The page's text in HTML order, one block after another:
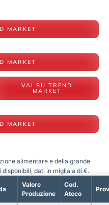
MARKET
MARKET
VAI SU TREND
MARKET
MARKET
Valore
Produzione
Cod.
Ateco
alimentare e della grande
dati in migliaia di €.